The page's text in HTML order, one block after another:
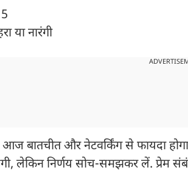
या नारंगी
आज बातचीत और नेटवर्किंग से फायदा होगा.
लेकिन निर्णय सोच-समझकर लें. प्रेम